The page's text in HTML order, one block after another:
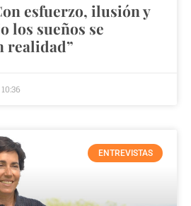
esfuerzo, ilusión y
los sueños se
realidad”
10:36
ENTREVISTAS